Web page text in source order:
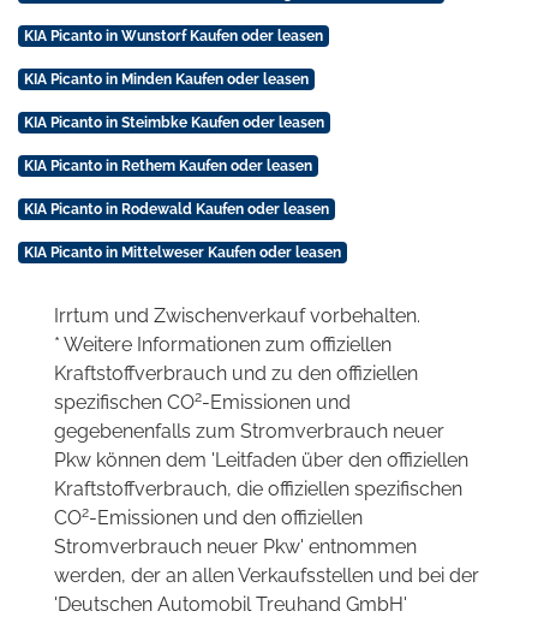
KIA Picanto in Wunstorf Kaufen oder leasen
KIA Picanto in Minden Kaufen oder leasen
KIA Picanto in Steimbke Kaufen oder leasen
KIA Picanto in Rethem Kaufen oder leasen
KIA Picanto in Rodewald Kaufen oder leasen
KIA Picanto in Mittelweser Kaufen oder leasen
Irrtum und Zwischenverkauf vorbehalten.
* Weitere Informationen zum offiziellen
Kraftstoffverbrauch und zu den offiziellen
spezifischen CO2-Emissionen und
gegebenenfalls zum Stromverbrauch neuer
Pkw können dem 'Leitfaden über den offiziellen
Kraftstoffverbrauch, die offiziellen spezifischen
CO2-Emissionen und den offiziellen
Stromverbrauch neuer Pkw' entnommen
werden, der an allen Verkaufsstellen und bei der
'Deutschen Automobil Treuhand GmbH'